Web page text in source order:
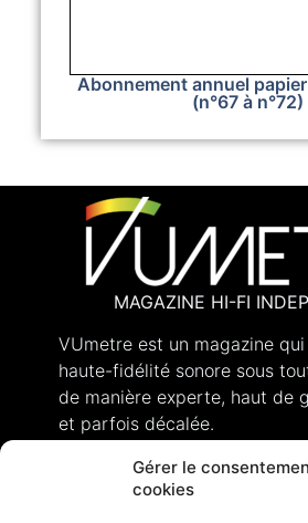
Gérer le
cookies
Abonnement annuel
(n°67 à n°72)
MAGAZINE HI-FI
VUmetre est un magazine
haute-fidélité sonore sous
de manière experte, haut de
et parfois décalée.